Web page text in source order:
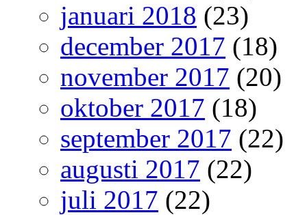
januari 2018 (23)
december 2017 (18)
november 2017 (20)
oktober 2017 (18)
september 2017 (22)
augusti 2017 (22)
juli 2017 (22)